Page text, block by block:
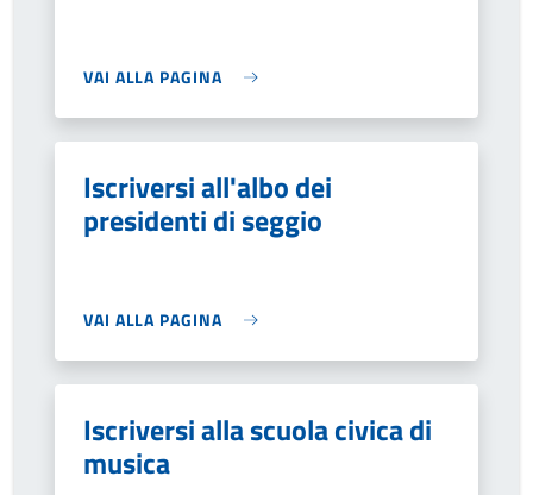
VAI ALLA PAGINA
Iscriversi all'albo dei
presidenti di seggio
VAI ALLA PAGINA
Iscriversi alla scuola civica di
musica